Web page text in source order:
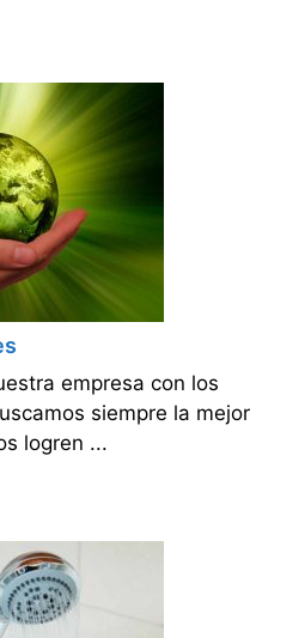
empresa con los
siempre la mejor
logren ...